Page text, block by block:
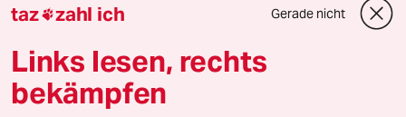
geschlossen.
Wir öffnen die Kommentarspalte bei ausgewählten
Artikeln für etwa drei Tage –
taz zahl ich Gerade nicht
Links lesen, rechts
bekämpfen